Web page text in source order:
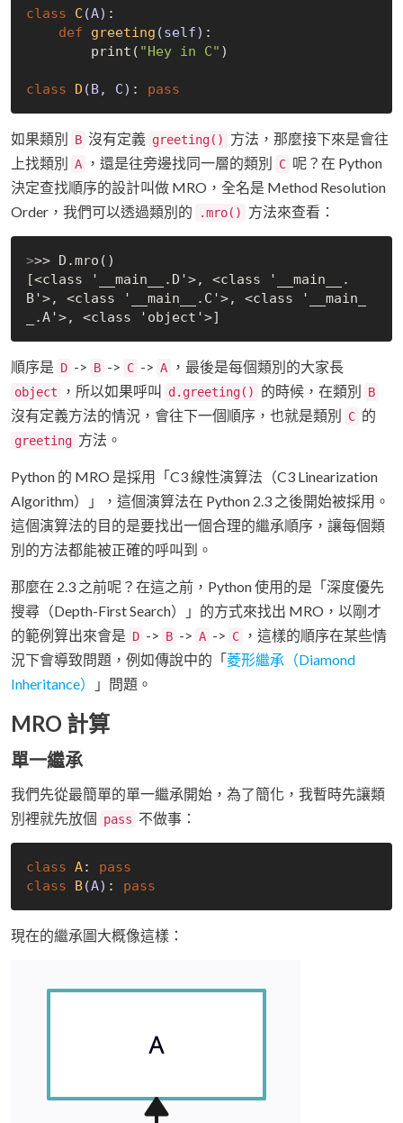
class C (A) :
def
greeting (self) :
        print(
"Hey in C" )
class D (B, C) : pass
如果類別 B 沒有定義 greeting()
方法，那麼接下來是會往
上找類別
A ，還是往旁邊找同一層的類別 C 呢？在 Python
決定查找順序的設計叫做 MRO，全名是 Method Resolution
Order，我們可以透過類別的
.mro() 方法來查看：
>>> D.mro()
[<class '__main__.D'>, <class '__main__.
B'>, <class '__main__.C'>, <class '__main_
順序是 D -> B -> C -> A ，最後是每個類別的大家長
object ，所以如果呼叫 d.greeting() 的時候，在類別 B
沒有定義方法的情況，會往下一個順序，也就是類別 C 的
greeting 方法。
Python 的 MRO 是採用「C3 線性演算法（C3 Linearization
Algorithm）」，這個演算法在 Python 2.3 之後開始被採用。
這個演算法的目的是要找出一個合理的繼承順序，讓每個類
別的方法都能被正確的呼叫到。
那麼在 2.3 之前呢？在這之前，Python 使用的是「深度優先
搜尋（Depth-First Search）」的方式來找出 MRO，以剛才
的範例算出來會是 D -> B -> A -> C
，這樣的順序在某些情
況下會導致問題，例如傳說中的「 菱形繼承（Diamond
Inheritance）
」問題。
MRO 計算
單一繼承
我們先從最簡單的單一繼承開始，為了簡化，我暫時先讓類
別裡就先放個
pass 不做事：
class A:
pass
class
B(A) : pass
現在的繼承圖大概像這樣：